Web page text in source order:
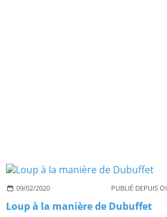
09/02/2020 PUBLIÉ DEPUIS
Loup à la manière de Dubuffet